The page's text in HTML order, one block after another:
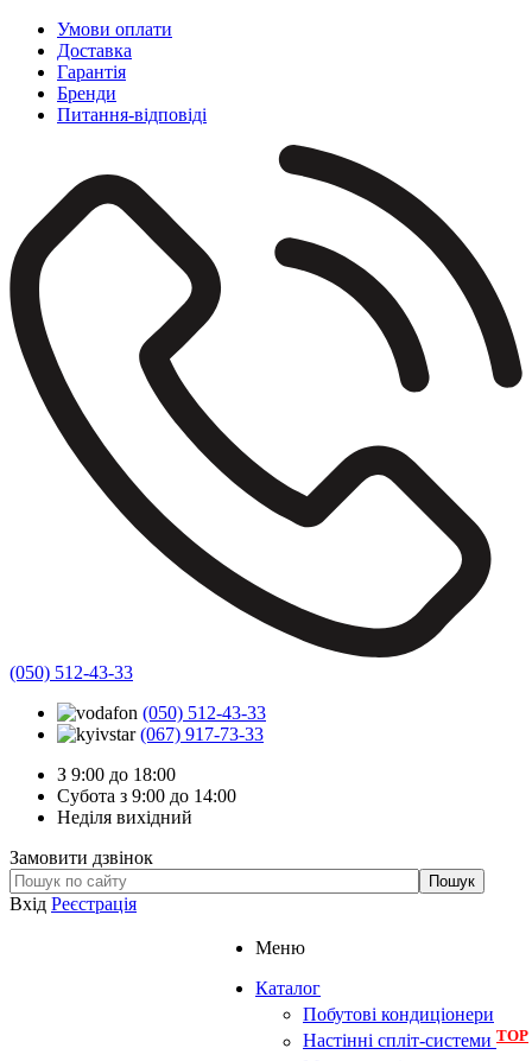
Умови оплати
Доставка
Гарантія
Бренди
Питання-відповіді
(050) 512-43-33
(050) 512-43-33
(067) 917-73-33
З 9:00 до 18:00
Субота з 9:00 до 14:00
Неділя вихідний
Замовити дзвінок
Вхід Реєстрація
Меню
Каталог
Побутові кондиціонери
Настінні спліт-системи TOP